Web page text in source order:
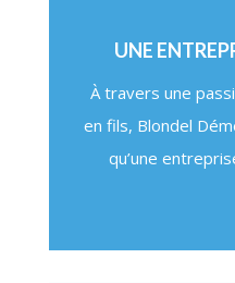
UNE
À travers une
en fils, Blondel
qu’une